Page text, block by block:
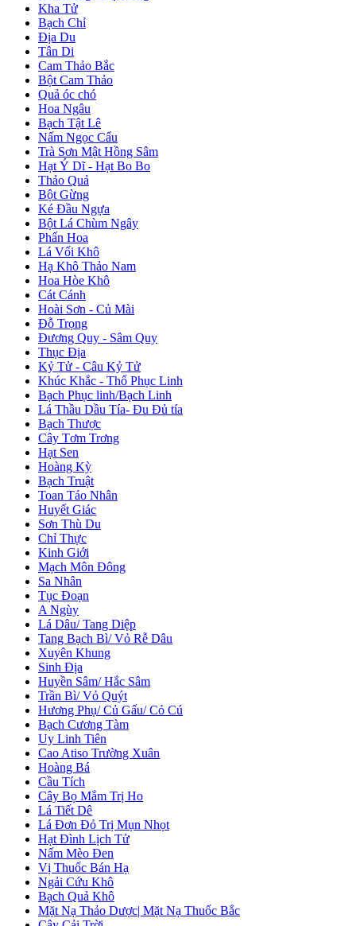
Kha Tử
Bạch Chỉ
Địa Du
Tân Di
Cam Thảo Bắc
Bột Cam Thảo
Quả óc chó
Hoa Ngâu
Bạch Tật Lê
Nấm Ngọc Cẩu
Trà Sơn Mật Hồng Sâm
Hạt Ý Dĩ - Hạt Bo Bo
Thảo Quả
Bột Gừng
Ké Đầu Ngựa
Bột Lá Chùm Ngây
Phấn Hoa
Lá Vối Khô
Hạ Khô Thảo Nam
Hoa Hòe Khô
Cát Cánh
Hoài Sơn - Củ Mài
Đỗ Trọng
Đương Quy - Sâm Quy
Thục Địa
Kỷ Tử - Câu Kỷ Tử
Khúc Khắc - Thổ Phục Linh
Bạch Phục linh/Bạch Linh
Lá Thầu Dầu Tía- Đu Đủ tía
Bạch Thược
Cây Tơm Trơng
Hạt Sen
Hoàng Kỳ
Bạch Truật
Toan Táo Nhân
Huyết Giác
Sơn Thù Du
Chỉ Thực
Kinh Giới
Mạch Môn Đông
Sa Nhân
Tục Đoạn
A Ngùy
Lá Dâu/ Tang Diệp
Tang Bạch Bì/ Vỏ Rễ Dâu
Xuyên Khung
Sinh Địa
Huyền Sâm/ Hắc Sâm
Trần Bì/ Vỏ Quýt
Hương Phụ/ Củ Gấu/ Cỏ Cú
Bạch Cương Tàm
Uy Linh Tiên
Cao Atiso Trường Xuân
Hoàng Bá
Cầu Tích
Cây Bọ Mắm Trị Ho
Lá Tiết Dê
Lá Đơn Đỏ Trị Mụn Nhọt
Hạt Đình Lịch Tử
Nấm Mèo Đen
Vị Thuốc Bán Hạ
Ngải Cứu Khô
Bạch Quả Khô
Mặt Nạ Thảo Dược| Mặt Nạ Thuốc Bắc